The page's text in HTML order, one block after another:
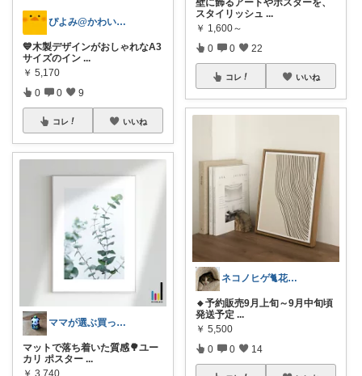
ぴよみ@かわいいグッズ紹介🚀🐻🍭
💙木製デザインがおしゃれなA3
サイズのイン ...
￥ 5,170
0 0 9
コレ いいね
ママが選ぶ買ってよかった🌸育児🌸防災
マットで落ち着いた質感🌳ユー
カリ ポスター ...
壁に飾るアートやポスターを、
スタイリッシュ ...
￥ 1,600～
0 0 22
コレ いいね
ネコノヒゲ🐈花好きオタクの庭🪴
🔸予約販売9月上旬～9月中旬頃
発送予定 ...
￥ 5,500
0 0 14